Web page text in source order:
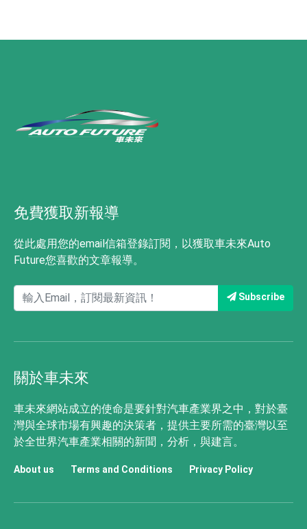
免費獲取新報導
從此處用您的email信箱登錄訂閱，以獲取車未來Auto
Future您喜歡的文章報導。
Subscribe
關於車未來
車未來網站成立的使命是要針對汽車產業界之中，對於臺
灣與全球市場有興趣的決策者，提供主要所需的臺灣以至
於全世界汽車產業相關的新聞，分析，與建言。
About us Terms and Conditions Privacy Policy